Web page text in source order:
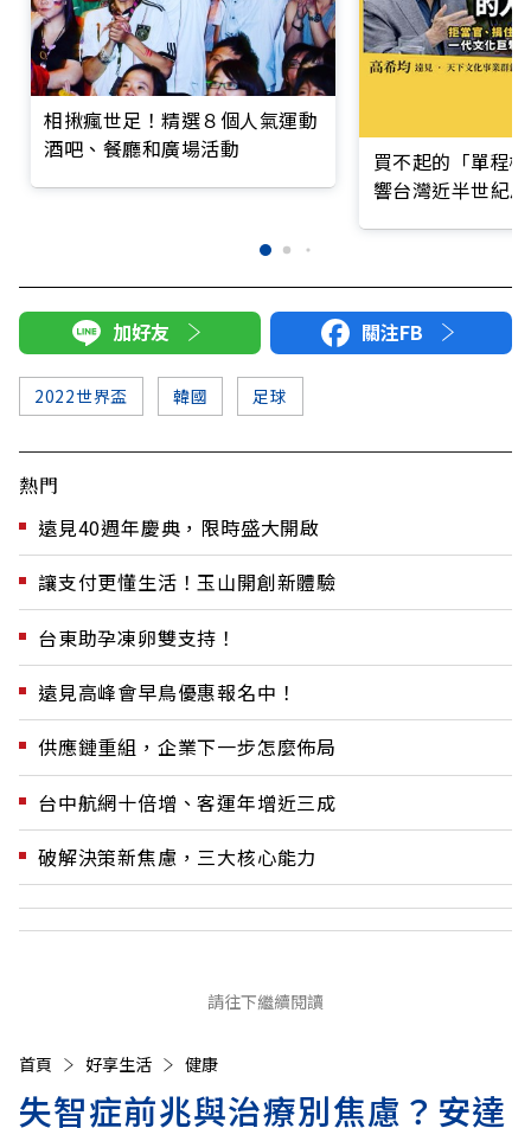
相揪瘋世足！精選８個人氣運動
酒吧、餐廳和廣場活動
買不起的「單程
響台灣近半世紀
加好友 關注FB
2022世界盃 韓國 足球
熱門
遠見40週年慶典，限時盛大開啟
讓支付更懂生活！玉山開創新體驗
台東助孕凍卵雙支持！
遠見高峰會早鳥優惠報名中！
供應鏈重組，企業下一步怎麼佈局
台中航網十倍增、客運年增近三成
破解決策新焦慮，三大核心能力
請往下繼續閱讀
首頁 好享生活 健康
失智症前兆與治療別焦慮？安達